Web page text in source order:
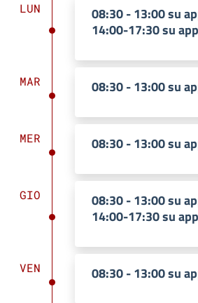
LUN 08:30 - 13:00 su
14:00-17:30 su
MAR 08:30 - 13:00 su
MER 08:30 - 13:00 su
GIO 08:30 - 13:00 su
14:00-17:30 su
VEN 08:30 - 13:00 su